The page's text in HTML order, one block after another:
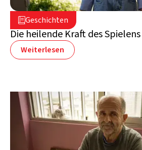
Geschichten
16. Juli 2026
Libanon
Die heilende Kraft des
Weiterlesen